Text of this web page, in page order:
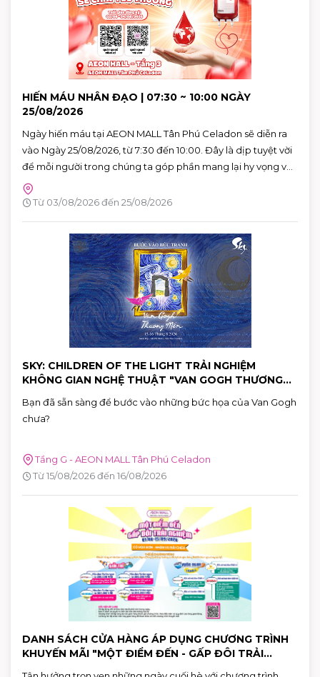
HIẾN MÁU NHÂN ĐẠO | 07:30 ~ 10:00 NGÀY
25/08/2026
Ngày hiến máu tại AEON MALL Tân Phú Celadon sẽ diễn ra
vào Ngày 25/08/2026, từ 7:30 đến 10:00. Đây là dịp tuyệt vời
để mỗi người trong chúng ta góp phần mang lại hy vọng và
cứu sống những người bệnh đang cần máu trong cuộc
sống. Hãy đến tham gia và cùng lan tỏa thông điệp yêu
Từ 03/08/2026 đến 25/08/2026
SKY: CHILDREN OF THE LIGHT TRẢI NGHIỆM
KHÔNG GIAN NGHỆ THUẬT "VAN GOGH THƯƠNG
Bạn đã sẵn sàng để bước vào những bức họa của Van Gogh
chưa?
Tầng G - AEON MALL Tân Phú Celadon
Từ 15/08/2026 đến 16/08/2026
DANH SÁCH CỬA HÀNG ÁP DỤNG CHƯƠNG TRÌNH
KHUYẾN MÃI "MỘT ĐIỂM ĐẾN - GẤP ĐÔI TRẢI